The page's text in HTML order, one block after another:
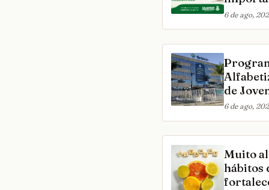
as
6 de ago,
de
6 de ago,
Muito
hábitos